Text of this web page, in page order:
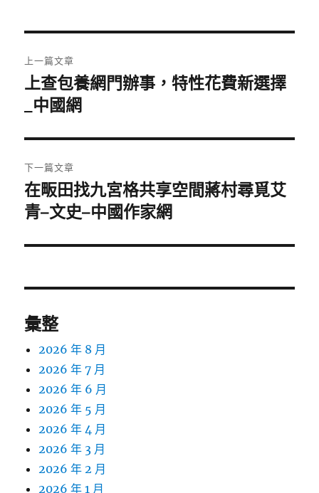
章
導
覽
上一篇文章
上
一
文
章:
上查包養網門辦事，特性花費新選擇
_中國網
下一篇文章
下
一
文
在畈田找九宮格共享空間蔣村尋覓艾
青–文史–中國作家網
彙整
2026 年 8 月
2026 年 7 月
2026 年 6 月
2026 年 5 月
2026 年 4 月
2026 年 3 月
2026 年 2 月
2026 年 1 月